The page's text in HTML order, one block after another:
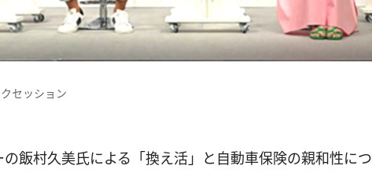
セッション
飯村久美氏による「換え活」と自動車保険の親和性につ